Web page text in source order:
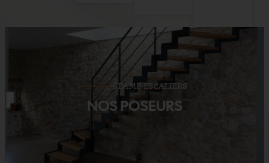
STAME ESCALIERS
NOS POSEURS